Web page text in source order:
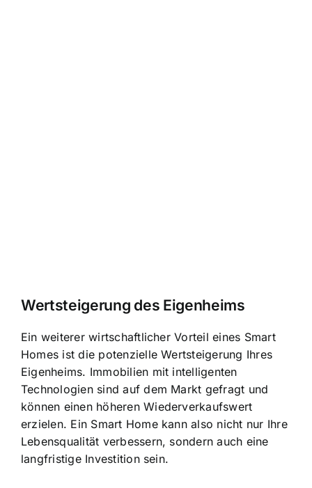
Wertsteigerung des Eigenheims
Ein weiterer wirtschaftlicher Vorteil eines Smart
Homes ist die potenzielle Wertsteigerung Ihres
Eigenheims. Immobilien mit intelligenten
Technologien sind auf dem Markt gefragt und
können einen höheren Wiederverkaufswert
erzielen. Ein Smart Home kann also nicht nur Ihre
Lebensqualität verbessern, sondern auch eine
langfristige Investition sein.